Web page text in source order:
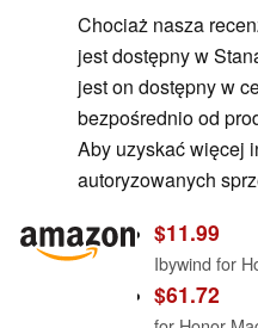
Chociaż nasza
jest dostępny w
jest on dostępny w
bezpośrednio od
Aby uzyskać więcej
autoryzowanych
$11.99
$61.72